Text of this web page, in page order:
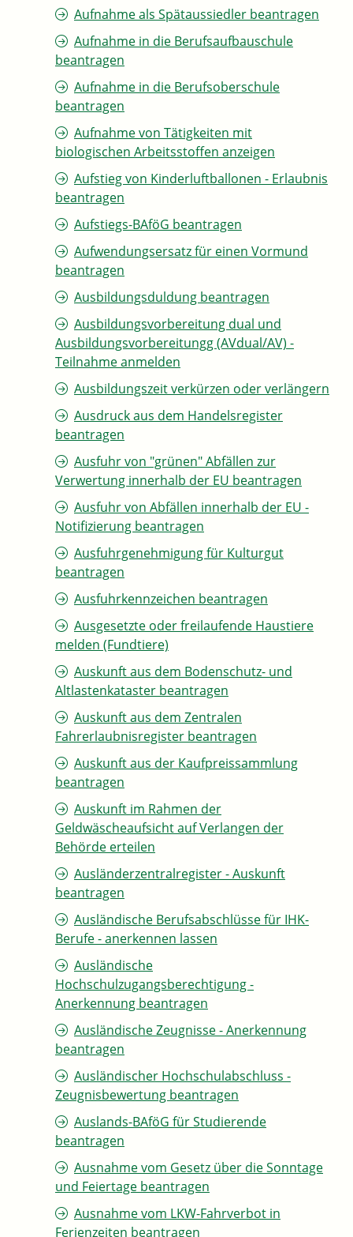
Aufnahme als Spätaussiedler beantragen
Aufnahme in die Berufsaufbauschule
beantragen
Aufnahme in die Berufsoberschule
beantragen
Aufnahme von Tätigkeiten mit
biologischen Arbeitsstoffen anzeigen
Aufstieg von Kinderluftballonen - Erlaubnis
beantragen
Aufstiegs-BAföG beantragen
Aufwendungsersatz für einen Vormund
beantragen
Ausbildungsduldung beantragen
Ausbildungsvorbereitung dual und
Ausbildungsvorbereitungg (AVdual/AV) -
Teilnahme anmelden
Ausbildungszeit verkürzen oder verlängern
Ausdruck aus dem Handelsregister
beantragen
Ausfuhr von "grünen" Abfällen zur
Verwertung innerhalb der EU beantragen
Ausfuhr von Abfällen innerhalb der EU -
Notifizierung beantragen
Ausfuhrgenehmigung für Kulturgut
beantragen
Ausfuhrkennzeichen beantragen
Ausgesetzte oder freilaufende Haustiere
melden (Fundtiere)
Auskunft aus dem Bodenschutz- und
Altlastenkataster beantragen
Auskunft aus dem Zentralen
Fahrerlaubnisregister beantragen
Auskunft aus der Kaufpreissammlung
beantragen
Auskunft im Rahmen der
Geldwäscheaufsicht auf Verlangen der
Behörde erteilen
Ausländerzentralregister - Auskunft
beantragen
Ausländische Berufsabschlüsse für IHK-
Berufe - anerkennen lassen
Ausländische
Hochschulzugangsberechtigung -
Anerkennung beantragen
Ausländische Zeugnisse - Anerkennung
beantragen
Ausländischer Hochschulabschluss -
Zeugnisbewertung beantragen
Auslands-BAföG für Studierende
beantragen
Ausnahme vom Gesetz über die Sonntage
und Feiertage beantragen
Ausnahme vom LKW-Fahrverbot in
Ferienzeiten beantragen